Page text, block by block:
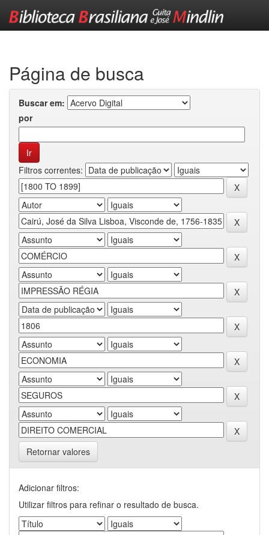
Página de busca
Buscar em:
por
Filtros correntes:
Retornar valores
Adicionar filtros:
Utilizar filtros para refinar o resultado de busca.